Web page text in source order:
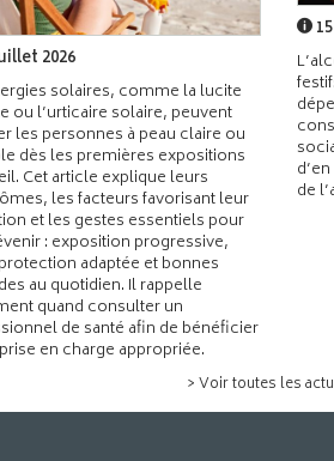
2026
solaires, comme la lucite
ou l’urticaire solaire, peuvent
les personnes à peau claire ou
dès les premières expositions
Cet article explique leurs
les facteurs favorisant leur
et les gestes essentiels pour
: exposition progressive,
adaptée et bonnes
au quotidien. Il rappelle
quand consulter un
de santé afin de bénéficier
en charge appropriée.
de
> Voir toutes les